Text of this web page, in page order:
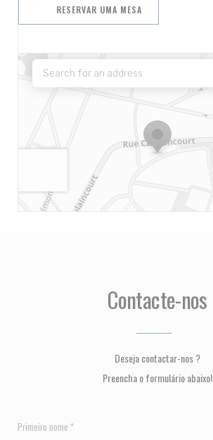
RESERVAR UMA MESA
Contacte-nos
Deseja contactar-nos ?
Preencha o formulário abaixo!